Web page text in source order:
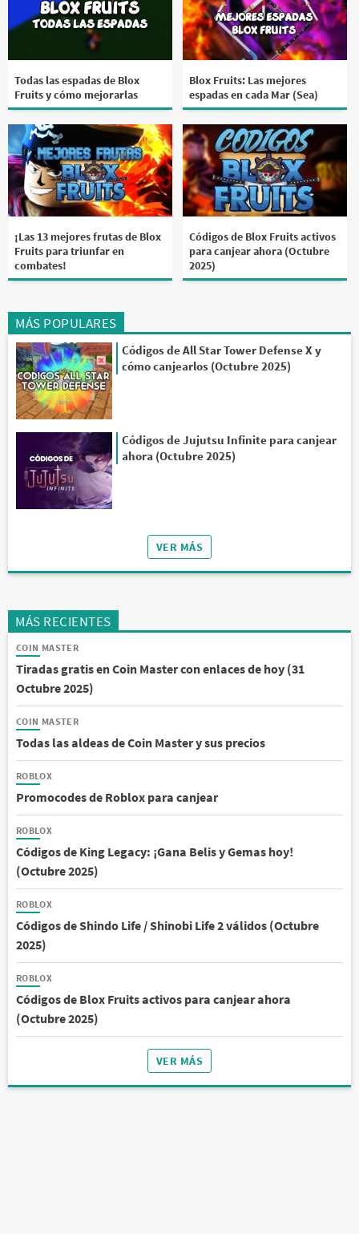
Todas las espadas de Blox
Fruits y cómo mejorarlas
Blox Fruits: Las mejores
espadas en cada Mar (Sea)
¡Las 13 mejores frutas de Blox
Fruits para triunfar en
combates!
Códigos de Blox Fruits activos
para canjear ahora (Octubre
2025)
MÁS POPULARES
Códigos de All Star Tower Defense X y
cómo canjearlos (Octubre 2025)
Códigos de Jujutsu Infinite para canjear
ahora (Octubre 2025)
VER MÁS
MÁS RECIENTES
COIN MASTER
Tiradas gratis en Coin Master con enlaces de hoy (31
Octubre 2025)
COIN MASTER
Todas las aldeas de Coin Master y sus precios
ROBLOX
Promocodes de Roblox para canjear
ROBLOX
Códigos de King Legacy: ¡Gana Belis y Gemas hoy!
(Octubre 2025)
ROBLOX
Códigos de Shindo Life / Shinobi Life 2 válidos (Octubre
2025)
ROBLOX
Códigos de Blox Fruits activos para canjear ahora
(Octubre 2025)
VER MÁS